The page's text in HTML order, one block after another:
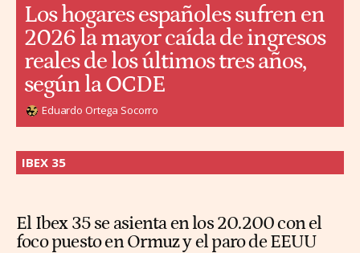
Los hogares españoles sufren en
2026 la mayor caída de ingresos
reales de los últimos tres años,
según la OCDE
Eduardo Ortega Socorro
IBEX 35
El Ibex 35 se asienta en los 20.200 con el
foco puesto en Ormuz y el paro de EEUU